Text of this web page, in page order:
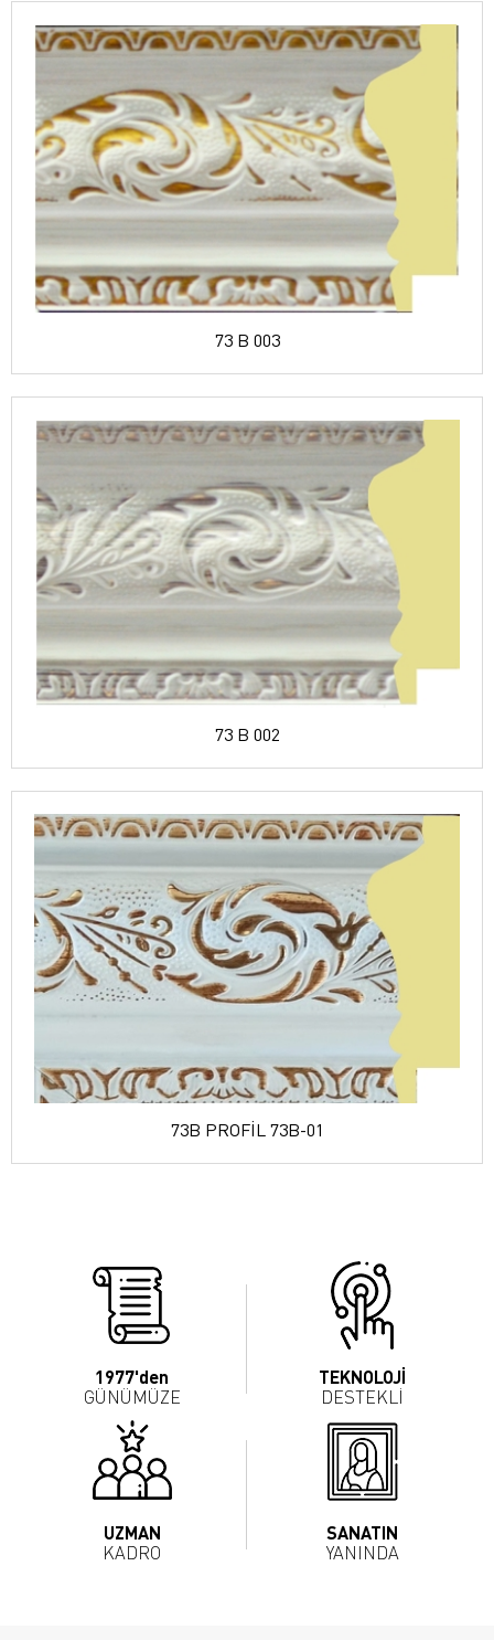
73 B 003
73 B 002
73B PROFİL 73B-01
1977'den
GÜNÜMÜZE
TEKNOLOJİ
DESTEKLİ
UZMAN
KADRO
SANATIN
YANINDA